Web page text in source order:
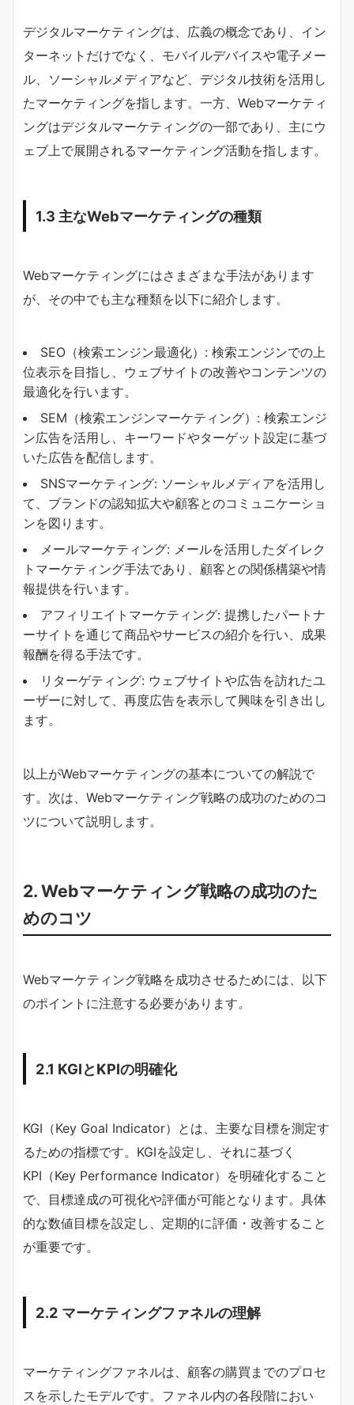
デジタルマーケティングは、広義の概念であり、イン
ターネットだけでなく、モバイルデバイスや電子メー
ル、ソーシャルメディアなど、デジタル技術を活用し
たマーケティングを指します。一方、Webマーケティ
ングはデジタルマーケティングの一部であり、主にウ
ェブ上で展開されるマーケティング活動を指します。
1.3 主なWebマーケティングの種類
Webマーケティングにはさまざまな手法があります
が、その中でも主な種類を以下に紹介します。
SEO（検索エンジン最適化）: 検索エンジンでの上
位表示を目指し、ウェブサイトの改善やコンテンツの
最適化を行います。
SEM（検索エンジンマーケティング）: 検索エンジ
ン広告を活用し、キーワードやターゲット設定に基づ
いた広告を配信します。
SNSマーケティング: ソーシャルメディアを活用し
て、ブランドの認知拡大や顧客とのコミュニケーショ
ンを図ります。
メールマーケティング: メールを活用したダイレク
トマーケティング手法であり、顧客との関係構築や情
報提供を行います。
アフィリエイトマーケティング: 提携したパートナ
ーサイトを通じて商品やサービスの紹介を行い、成果
報酬を得る手法です。
リターゲティング: ウェブサイトや広告を訪れたユ
ーザーに対して、再度広告を表示して興味を引き出し
ます。
以上がWebマーケティングの基本についての解説で
す。次は、Webマーケティング戦略の成功のためのコ
ツについて説明します。
2. Webマーケティング戦略の成功のた
めのコツ
Webマーケティング戦略を成功させるためには、以下
のポイントに注意する必要があります。
2.1 KGIとKPIの明確化
KGI（Key Goal Indicator）とは、主要な目標を測定す
るための指標です。KGIを設定し、それに基づく
KPI（Key Performance Indicator）を明確化すること
で、目標達成の可視化や評価が可能となります。具体
的な数値目標を設定し、定期的に評価・改善すること
が重要です。
2.2 マーケティングファネルの理解
マーケティングファネルは、顧客の購買までのプロセ
スを示したモデルです。ファネル内の各段階におい